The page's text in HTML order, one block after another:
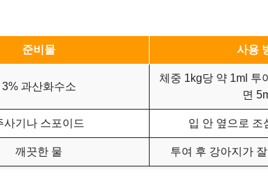
준비물 사용
3% 과산화수소
체중 1kg당 약 1ml 투
면
사기나 스포이드 입 안 옆으로 조
깨끗한 물 투여 후 강아지가